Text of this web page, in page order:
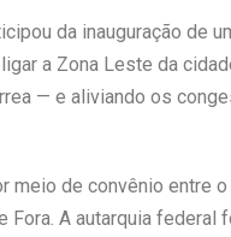
da inauguração de
a Zona Leste da
— e aliviando os
meio de convênio entre
Fora. A autarquia federal